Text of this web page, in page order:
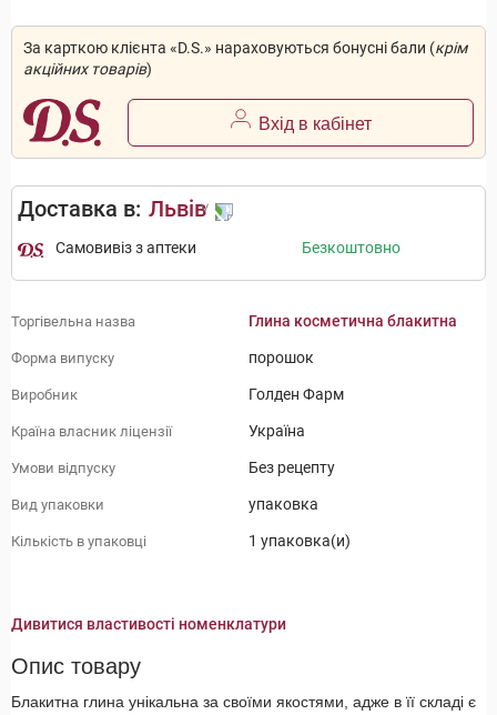
За карткою клієнта «D.S.» нараховуються бонусні бали (крім
акційних товарів)
Вхід в кабінет
Доставка в: Львів
Самовивіз з аптеки Безкоштовно
Торгівельна назва Глина косметична блакитна
Форма випуску порошок
Виробник Голден Фарм
Країна власник ліцензії Україна
Умови відпуску Без рецепту
Вид упаковки упаковка
Кількість в упаковці 1 упаковка(и)
Дивитися властивості номенклатури
Опис товару
Блакитна глина унікальна за своїми якостями, адже в її складі є